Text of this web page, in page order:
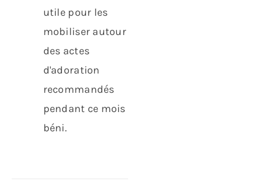
utile pour les
mobiliser autour
des actes
d'adoration
recommandés
pendant ce mois
béni.